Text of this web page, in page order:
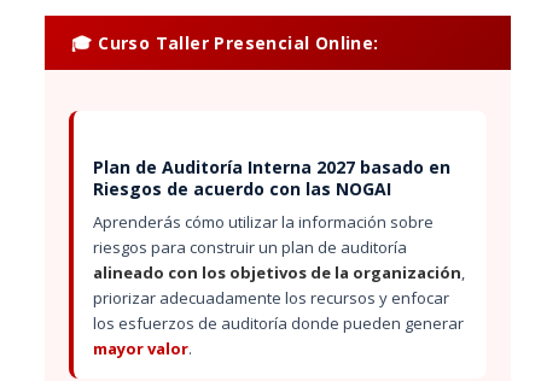
🎓 Curso Taller Presencial Online:
Plan de Auditoría Interna 2027 basado en
Riesgos de acuerdo con las NOGAI
Aprenderás cómo utilizar la información sobre
riesgos para construir un plan de auditoría
alineado con los objetivos de la organización,
priorizar adecuadamente los recursos y enfocar
los esfuerzos de auditoría donde pueden generar
mayor valor.